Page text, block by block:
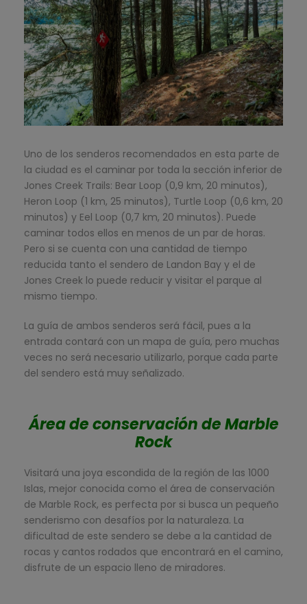
Uno de los senderos recomendados en esta parte de
la ciudad es el caminar por toda la sección inferior de
Jones Creek Trails: Bear Loop (0,9 km, 20 minutos),
Heron Loop (1 km, 25 minutos), Turtle Loop (0,6 km, 20
minutos) y Eel Loop (0,7 km, 20 minutos). Puede
caminar todos ellos en menos de un par de horas.
Pero si se cuenta con una cantidad de tiempo
reducida tanto el sendero de Landon Bay y el de
Jones Creek lo puede reducir y visitar el parque al
mismo tiempo.
La guía de ambos senderos será fácil, pues a la
entrada contará con un mapa de guía, pero muchas
veces no será necesario utilizarlo, porque cada parte
del sendero está muy señalizado.
Área de conservación de Marble
Rock
Visitará una joya escondida de la región de las 1000
Islas, mejor conocida como el área de conservación
de Marble Rock, es perfecta por si busca un pequeño
senderismo con desafíos por la naturaleza. La
dificultad de este sendero se debe a la cantidad de
rocas y cantos rodados que encontrará en el camino,
disfrute de un espacio lleno de miradores.